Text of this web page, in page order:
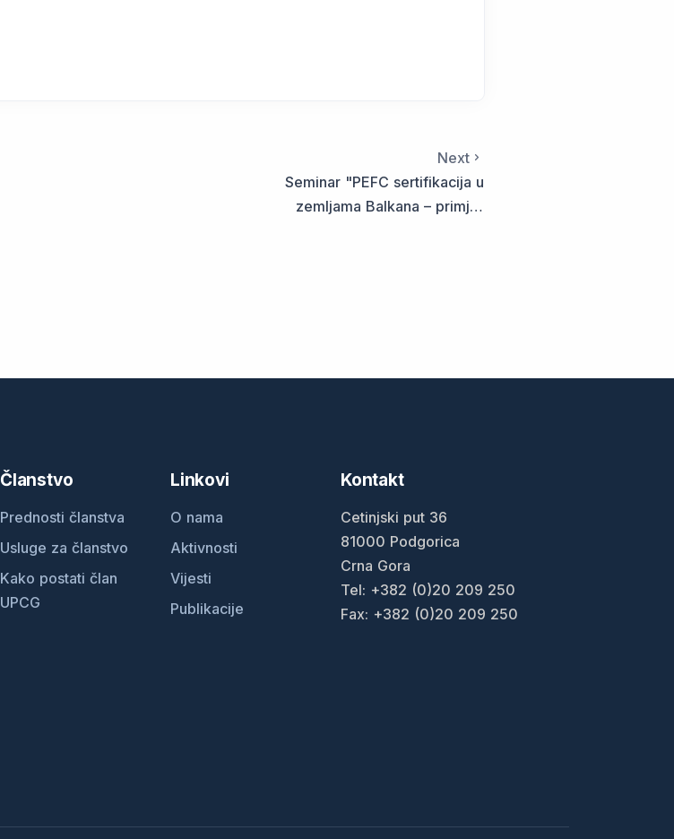
Next
Seminar "PEFC sertifikacija u
zemljama Balkana – primjer
Članstvo
Prednosti članstva
Usluge za članstvo
Kako postati član
UPCG
Linkovi
O nama
Aktivnosti
Vijesti
Publikacije
Kontakt
Cetinjski put 36
81000 Podgorica
Crna Gora
Tel: +382 (0)20 209 250
Fax: +382 (0)20 209 250